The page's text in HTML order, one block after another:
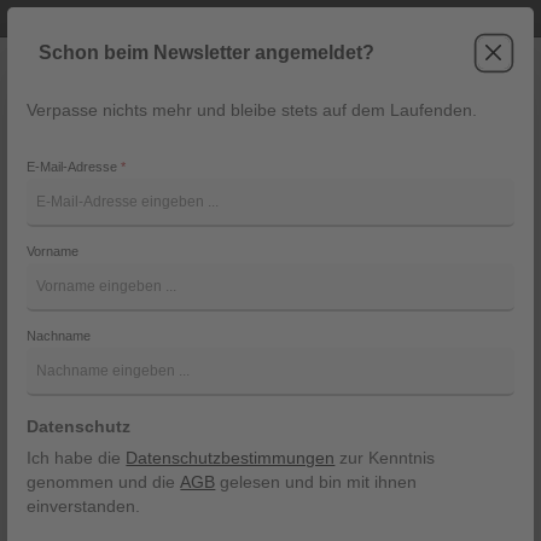
Navigation
Bildergalerie überspringen
Schon beim Newsletter angemeldet?
Verpasse nichts mehr und bleibe stets auf dem Laufenden.
E-Mail-Adresse*
Vorname
Nachname
Datenschutz
Ich habe die Datenschutzbestimmungen zur Kenntnis
genommen und dieAGB gelesen und bin mit ihnen
einverstanden.